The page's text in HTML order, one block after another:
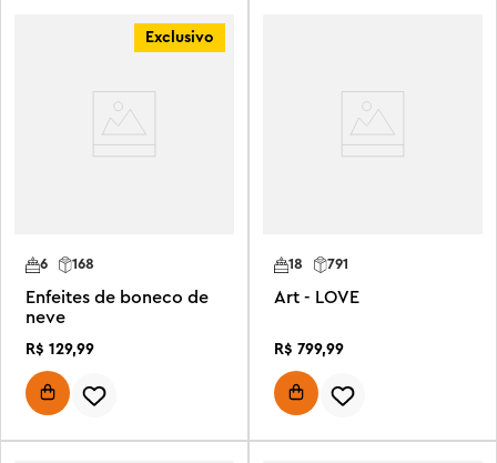
Exclusivo
168
6
Enfeites de boneco de
neve
R$ 129,99
791
18
Art - LOVE
R$ 799,99